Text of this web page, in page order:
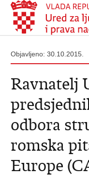
Objavljeno: 30.10.2015.
Ravnatelj
odbora
romska
Europe